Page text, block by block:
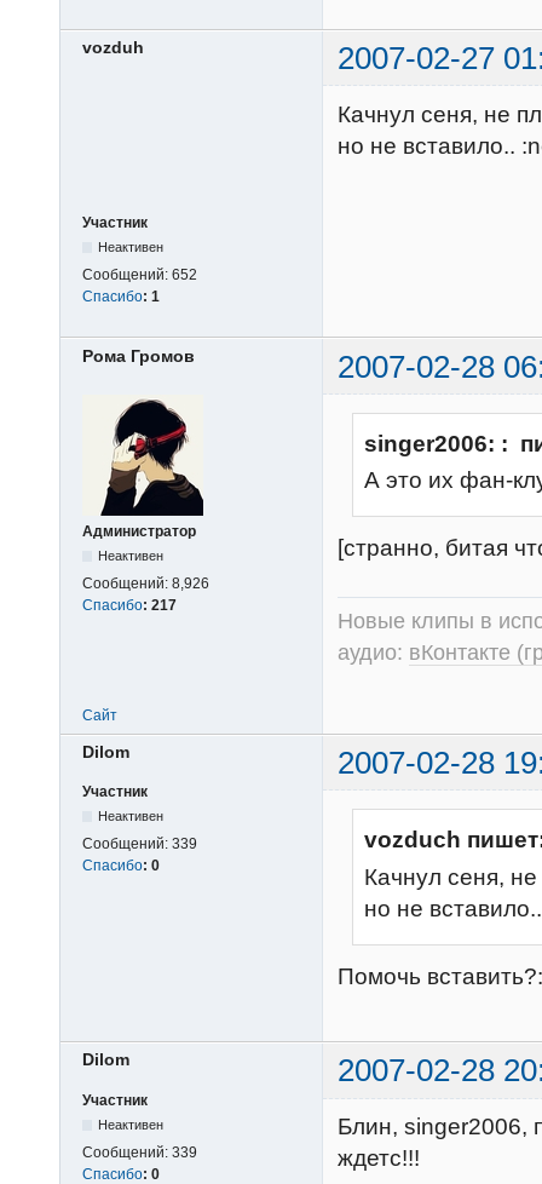
vozduh 2007-02-27
Участник
Неактивен
Сообщений: 652
Спасибо: 1
Качнул сеня, не
но не вставило..
Рома Громов 2007-02-28
Администратор
Неактивен
Сообщений: 8,926
Спасибо: 217
singer2006: :
А это их фан-
[странно, битая
Новые клипы в
аудио: вКонтакте
Сайт
Dilom 2007-02-28
Участник
Неактивен
Сообщений: 339
Спасибо: 0
vozduch
Качнул сеня,
но не вставило..
Помочь
Dilom 2007-02-28
Участник
Неактивен
Сообщений: 339
Спасибо: 0
Блин, singer2006,
ждетс!!!